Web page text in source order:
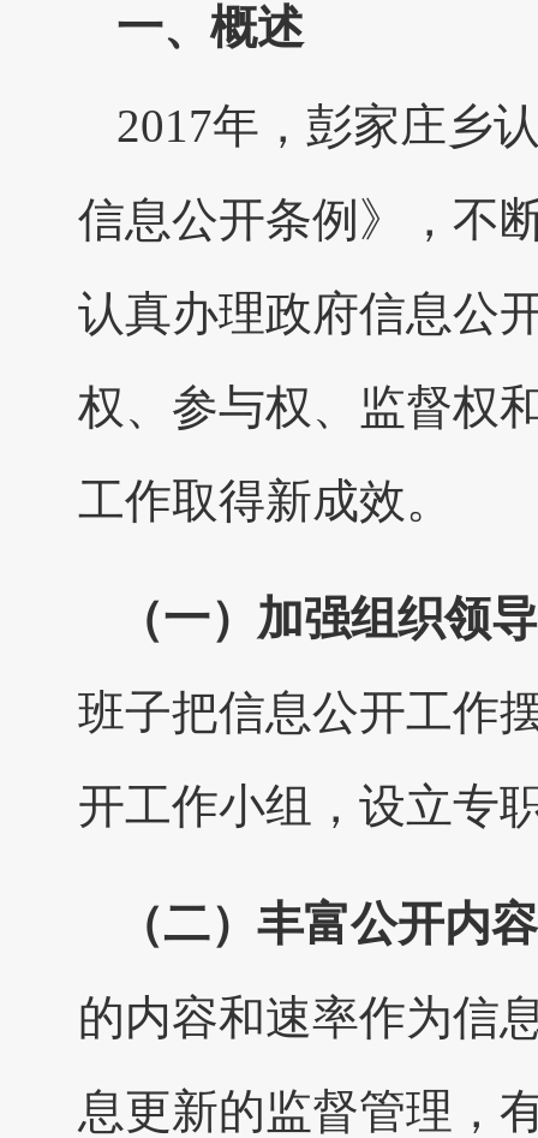
一、概述
2017年，彭家庄乡
信息公开条例》，不
认真办理政府信息公
权、参与权、监督权
工作取得新成效。
（一）加强组织领
班子把信息公开工作
开工作小组，设立专
（二）丰富公开内
的内容和速率作为信
息更新的监督管理，